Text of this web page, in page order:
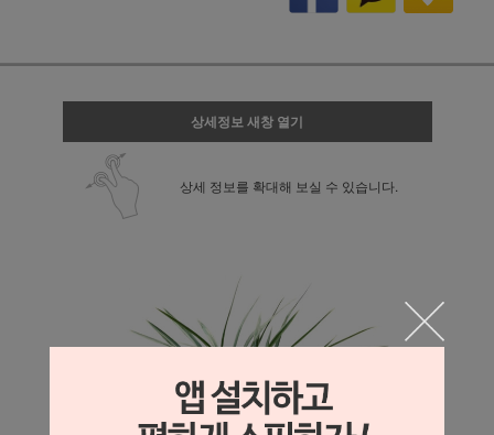
상세정보 새창 열기
상세 정보를 확대해 보실 수 있습니다.